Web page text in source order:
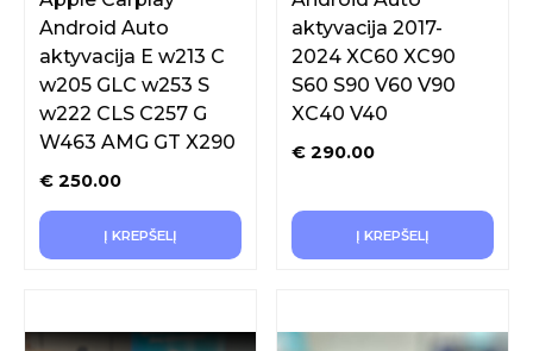
Android Auto
aktyvacija E w213 C
w205 GLC w253 S
w222 CLS C257 G
W463 AMG GT X290
€ 250.00
Į KREPŠELĮ
aktyvacija 2017-
2024 XC60 XC90
S60 S90 V60 V90
XC40 V40
€ 290.00
Į KREPŠELĮ